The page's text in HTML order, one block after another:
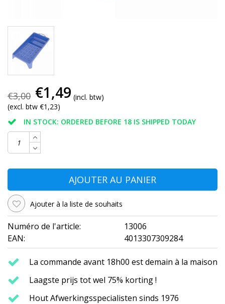
€3,00 €1,49 (incl. btw)
(excl. btw €1,23)
IN STOCK: ORDERED BEFORE 18 IS SHIPPED TODAY
AJOUTER AU PANIER
Ajouter à la liste de souhaits
Numéro de l'article:
13006
EAN:
4013307309284
La commande avant 18h00 est demain à la maison
Laagste prijs tot wel 75% korting !
Hout Afwerkingsspecialisten sinds 1976